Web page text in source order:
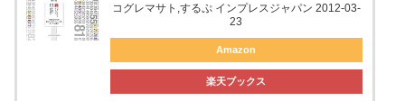
コグレマサト,するぷ インプレスジャパン 2012-03-
23
Amazon
楽天ブックス